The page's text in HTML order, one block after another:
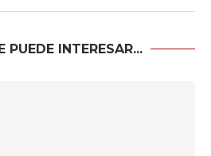
PUEDE INTERESAR...